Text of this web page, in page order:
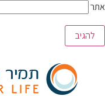
אתר